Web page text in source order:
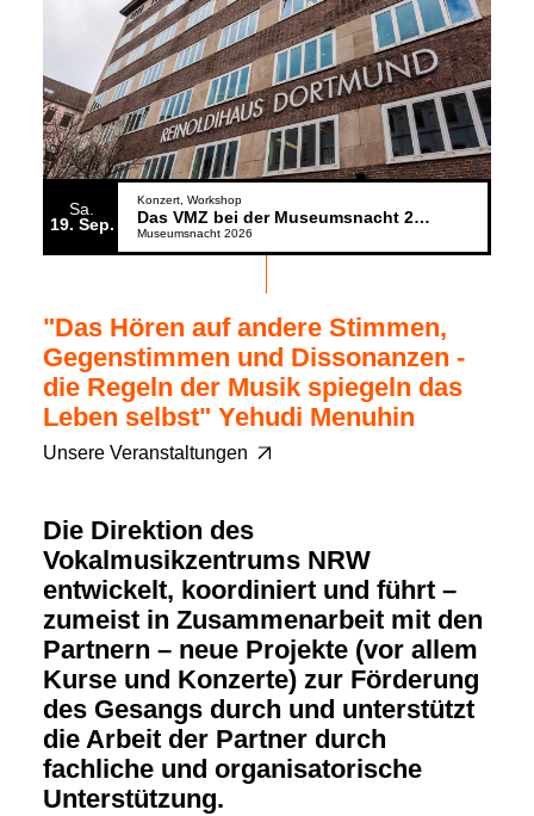
Sa.
19 Sep.
Konzert Workshop
Das VMZ bei der Museumsnacht 2026
Museumsnacht 2026
"Das Hören auf andere Stimmen,
Gegenstimmen und Dissonanzen -
die Regeln der Musik spiegeln das
Leben selbst" Yehudi Menuhin
Unsere Veranstaltungen
Die Direktion des
Vokalmusikzentrums NRW
entwickelt, koordiniert und führt –
zumeist in Zusammenarbeit mit den
Partnern – neue Projekte (vor allem
Kurse und Konzerte) zur Förderung
des Gesangs durch und unterstützt
die Arbeit der Partner durch
fachliche und organisatorische
Unterstützung.